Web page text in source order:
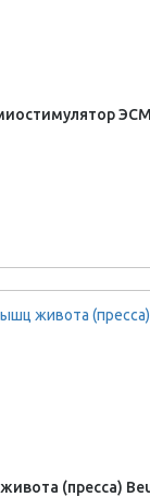
(пресса)